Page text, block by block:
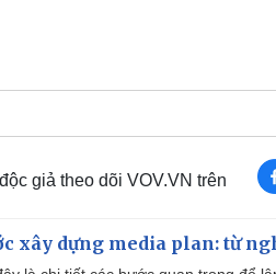
giả theo dõi VOV.VN trên
xây dựng media plan: từ